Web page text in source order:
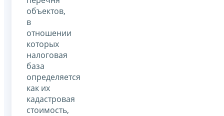
объектов,
в
отношении
которых
налоговая
база
определяется
как их
кадастровая
стоимость,